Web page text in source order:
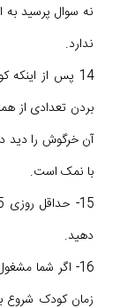
نه سوال پرسید
ندارد.
14 پس از
بردن تعدادی از
آن خرگوش را دید
با نمک است.
دهید.
16- اگر شما
زمان کودک شروع